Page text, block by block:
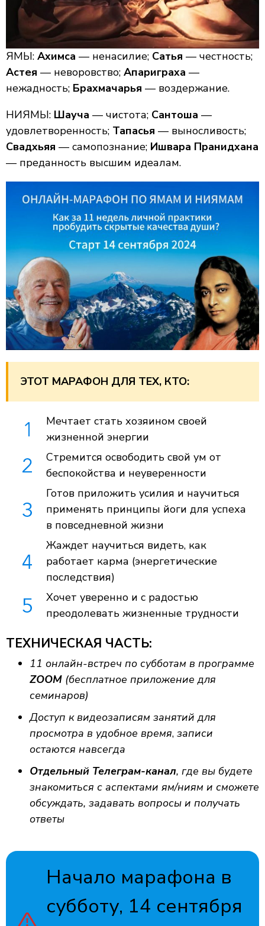
ЯМЫ: Ахимса — ненасилие; Сатья — честность;
Астея — неворовство; Апариграха —
нежадность; Брахмачарья — воздержание.
НИЯМЫ: Шауча — чистота; Сантоша —
удовлетворенность; Тапасья — выносливость;
Свадхьяя — самопознание; Ишвара Пранидхана
— преданность высшим идеалам.
ЭТОТ МАРАФОН ДЛЯ ТЕХ, КТО:
Мечтает стать хозяином своей
жизненной энергии
Стремится освободить свой ум от
беспокойства и неуверенности
Готов приложить усилия и научиться
применять принципы йоги для успеха
в повседневной жизни
Жаждет научиться видеть, как
работает карма (энергетические
последствия)
Хочет уверенно и с радостью
преодолевать жизненные трудности
ТЕХНИЧЕСКАЯ ЧАСТЬ:
11 онлайн-встреч по субботам в программе
ZOOM (бесплатное приложение для
семинаров)
Доступ к видеозаписям занятий для
просмотра в удобное время, записи
остаются навсегда
Отдельный Телеграм-канал, где вы будете
знакомиться с аспектами ям/ниям и сможете
обсуждать, задавать вопросы и получать
ответы
Начало марафона в
субботу, 14 сентября